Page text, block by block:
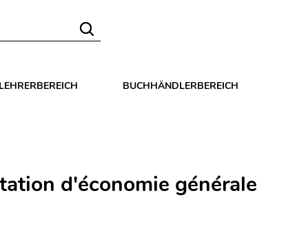
LEHRERBEREICH BUCHHÄNDLERBEREICH
d'économie générale